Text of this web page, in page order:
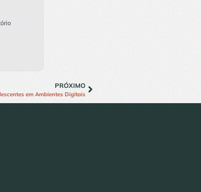
PRÓXIMO
em Ambientes Digitais